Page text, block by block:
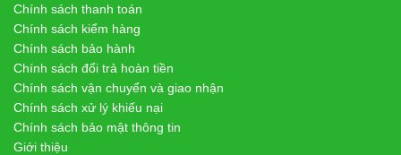
Chính sách thanh toán
Chính sách kiểm hàng
Chính sách bảo hành
Chính sách đổi trả hoàn tiền
Chính sách vận chuyển và giao nhận
Chính sách xử lý khiếu nại
Chính sách bảo mật thông tin
Giới thiệu